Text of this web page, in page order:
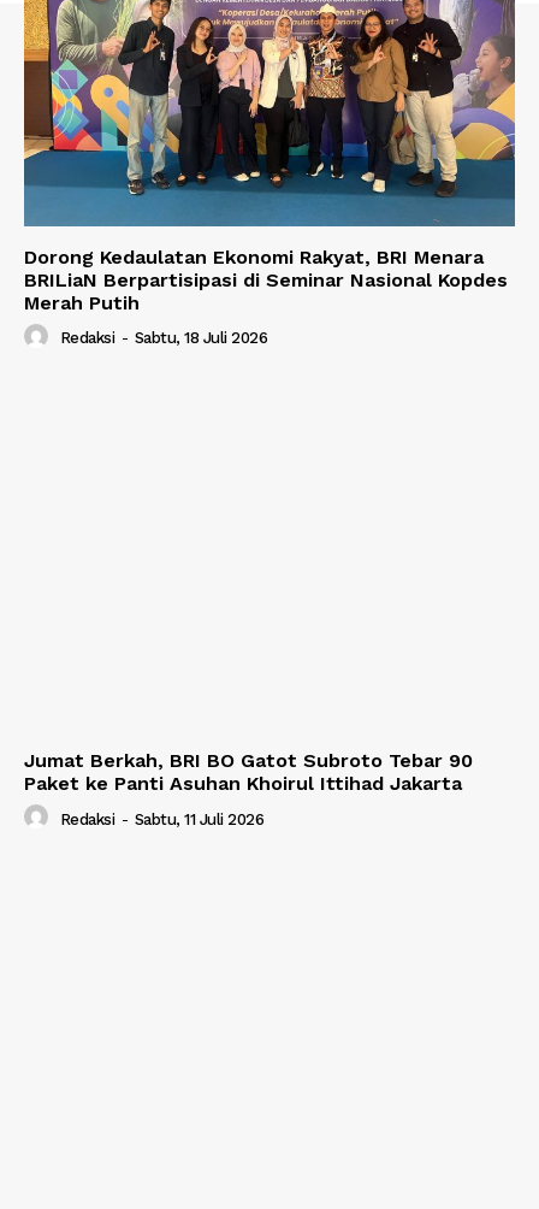
Dorong Kedaulatan Ekonomi Rakyat, BRI Menara
BRILiaN Berpartisipasi di Seminar Nasional Kopdes
Merah Putih
Redaksi - Sabtu, 18 Juli 2026
Jumat Berkah, BRI BO Gatot Subroto Tebar 90
Paket ke Panti Asuhan Khoirul Ittihad Jakarta
Redaksi - Sabtu, 11 Juli 2026